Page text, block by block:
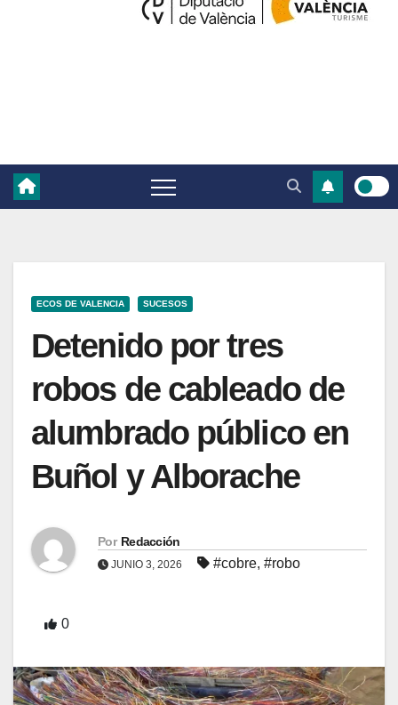
ECOS DE VALENCIA SUCESOS
Detenido por tres
robos de cableado de
alumbrado público en
Buñol y Alborache
Por Redacción
JUNIO 3, 2026 #cobre, #robo
0